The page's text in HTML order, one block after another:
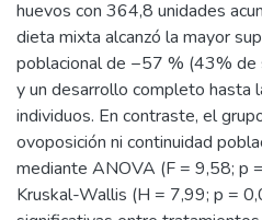
huevos con 364,8 unidades
dieta mixta alcanzó la mayor
poblacional de −57 % (43% de
y un desarrollo completo hasta
individuos. En contraste, el
ovoposición ni continuidad
mediante ANOVA (F = 9,58; p
Kruskal-Wallis (H = 7,99; p =